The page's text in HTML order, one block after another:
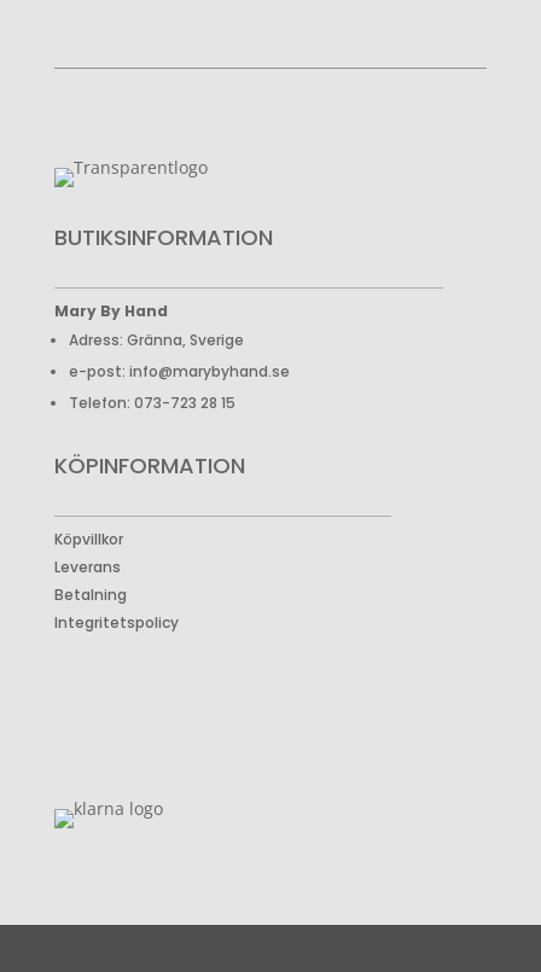
BUTIKSINFORMATION
Mary By Hand
Adress: Gränna, Sverige
e-post: info@marybyhand.se
Telefon: 073-723 28 15
KÖPINFORMATION
Köpvillkor
Leverans
Betalning
Integritetspolicy